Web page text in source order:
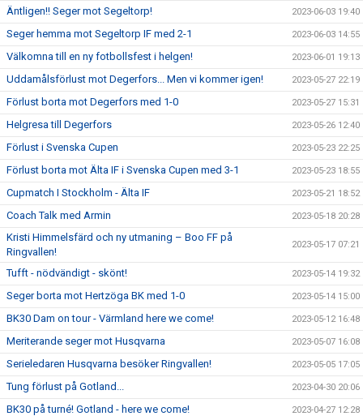
Äntligen!! Seger mot Segeltorp! 2023-06-03 19:40
Seger hemma mot Segeltorp IF med 2-1 2023-06-03 14:55
Välkomna till en ny fotbollsfest i helgen! 2023-06-01 19:13
Uddamålsförlust mot Degerfors... Men vi kommer igen! 2023-05-27 22:19
Förlust borta mot Degerfors med 1-0 2023-05-27 15:31
Helgresa till Degerfors 2023-05-26 12:40
Förlust i Svenska Cupen 2023-05-23 22:25
Förlust borta mot Älta IF i Svenska Cupen med 3-1 2023-05-23 18:55
Cupmatch I Stockholm - Älta IF 2023-05-21 18:52
Coach Talk med Armin 2023-05-18 20:28
Kristi Himmelsfärd och ny utmaning – Boo FF på
Ringvallen!
2023-05-17 07:21
Tufft - nödvändigt - skönt! 2023-05-14 19:32
Seger borta mot Hertzöga BK med 1-0 2023-05-14 15:00
BK30 Dam on tour - Värmland here we come! 2023-05-12 16:48
Meriterande seger mot Husqvarna 2023-05-07 16:08
Serieledaren Husqvarna besöker Ringvallen! 2023-05-05 17:05
Tung förlust på Gotland... 2023-04-30 20:06
BK30 på turné! Gotland - here we come! 2023-04-27 12:28